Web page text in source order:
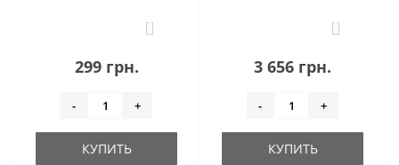
1
299 грн.
- +
КУПИТЬ
0
3 656 грн.
- +
КУПИТЬ